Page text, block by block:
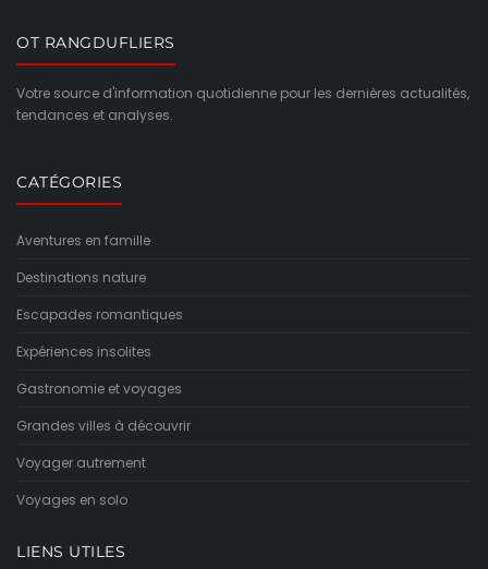
OT RANGDUFLIERS
Votre source d'information quotidienne pour les dernières actualités,
tendances et analyses.
CATÉGORIES
Aventures en famille
Destinations nature
Escapades romantiques
Expériences insolites
Gastronomie et voyages
Grandes villes à découvrir
Voyager autrement
Voyages en solo
LIENS UTILES